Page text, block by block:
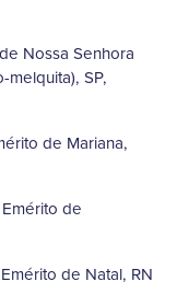
Nossa Senhora
melquita), SP,
de Mariana,
de
de Natal, RN